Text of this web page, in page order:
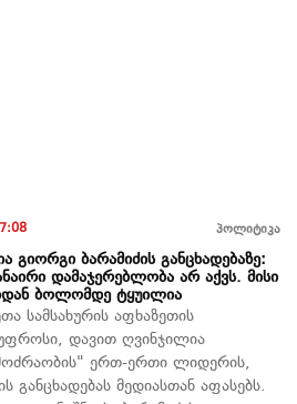
პოლიტიკა
გიორგი ბარამიძის განცხადებაზე:
დამაჯერებლობა არ აქვს. მისი
ბოლომდე ტყუილია
სამსახურის აფხაზეთის
დავით ღვინჯილია
ერთ-ერთი ლიდერის,
განცხადებას მედიასთან აფასებს.